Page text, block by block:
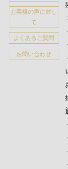
お客様の声に対し
て
よくあるご質問
お問い合わせ